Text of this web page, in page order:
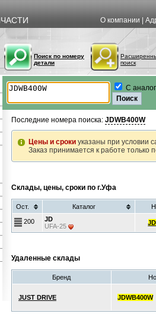
О компании|
Поиск по номеру
детали
поиск
С
Последние номера поиска: JDWB400W
Цены и срокиуказаны при условии
Заказ принимается к работе только
Склады, цены, сроки по г.Уфа
Ост. Каталог
200
JD
UFA-25
Удаленные склады
Бренд
JUST DRIVE JDWB400W